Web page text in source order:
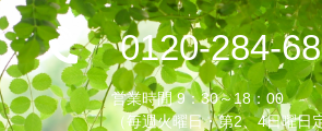
0120-284-
営業時間 9：30～18：00
（毎週火曜日・第2、4日曜日